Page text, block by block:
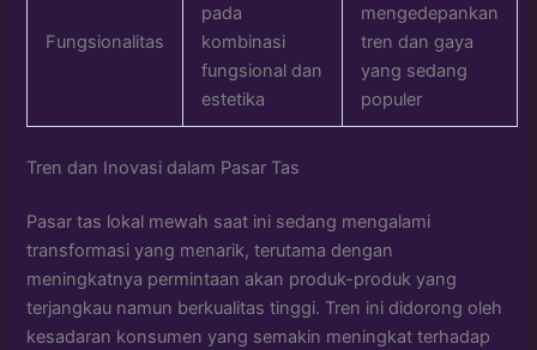
Fungsionalitas
pada
kombinasi
fungsional dan
estetika
mengedepankan
tren dan gaya
yang sedang
populer
Tren dan Inovasi dalam Pasar Tas
Pasar tas lokal mewah saat ini sedang mengalami
transformasi yang menarik, terutama dengan
meningkatnya permintaan akan produk-produk yang
terjangkau namun berkualitas tinggi. Tren ini didorong oleh
kesadaran konsumen yang semakin meningkat terhadap